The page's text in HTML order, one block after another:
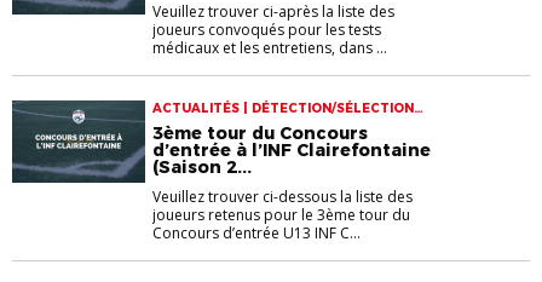
Veuillez trouver ci-après la liste des
joueurs convoqués pour les tests
médicaux et les entretiens, dans ...
ACTUALITÉS | DÉTECTION/SÉLECTION
GARÇON
3ème tour du Concours
d’entrée à l’INF Clairefontaine
(Saison 2...
Veuillez trouver ci-dessous la liste des
joueurs retenus pour le 3ème tour du
Concours d’entrée U13 INF C...